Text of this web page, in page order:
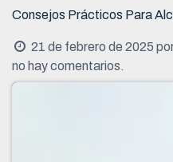
Consejos Prácticos Para
21 de febrero de 2025
no hay comentarios.